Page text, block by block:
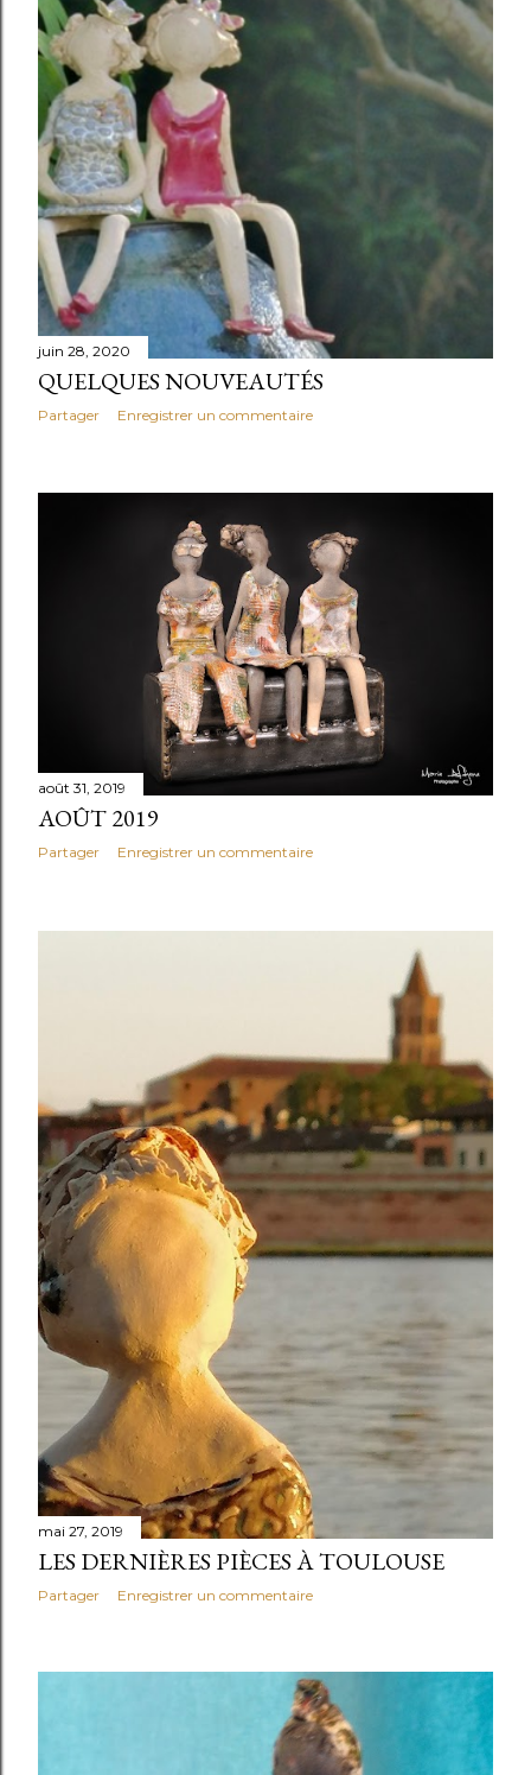
juin 28, 2020
QUELQUES NOUVEAUTÉS
Partager Enregistrer un commentaire
août 31, 2019
AOÛT 2019
Partager Enregistrer un commentaire
mai 27, 2019
LES DERNIÈRES PIÈCES À TOULOUSE
Partager Enregistrer un commentaire